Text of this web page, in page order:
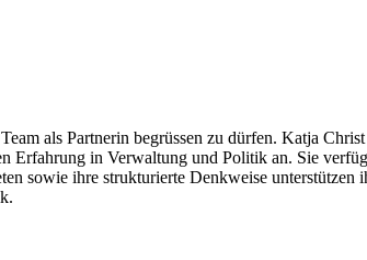
als Partnerin begrüssen zu dürfen. Katja
in Verwaltung und Politik an. Sie
sowie ihre strukturierte Denkweise unterstützen